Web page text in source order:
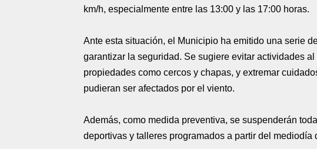
km/h, especialmente entre las 13:00 y las 17:00 horas.
Ante esta situación, el Municipio ha emitido una serie
garantizar la seguridad. Se sugiere evitar actividades
propiedades como cercos y chapas, y extremar
pudieran ser afectados por el viento.
Además, como medida preventiva, se suspenderán
deportivas y talleres programados a partir del